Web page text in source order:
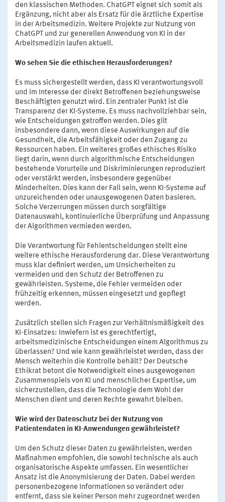
den klassischen Methoden. ChatGPT eignet sich somit als
Ergänzung, nicht aber als Ersatz für die ärztliche Expertise
in der Arbeitsmedizin. Weitere Projekte zur Nutzung von
ChatGPT und zur generellen Anwendung von KI in der
Arbeitsmedizin laufen aktuell.
Wo sehen Sie die ethischen Herausforderungen?
Es muss sichergestellt werden, dass KI verantwortungsvoll
und im Interesse der direkt Betroffenen beziehungsweise
Beschäftigten genutzt wird. Ein zentraler Punkt ist die
Transparenz der KI-Systeme. Es muss nachvollziehbar sein,
wie Entscheidungen getroffen werden. Dies gilt
insbesondere dann, wenn diese Auswirkungen auf die
Gesundheit, die Arbeitsfähigkeit oder den Zugang zu
Ressourcen haben. Ein weiteres großes ethisches Risiko
liegt darin, wenn durch algorithmische Entscheidungen
bestehende Vorurteile und Diskriminierungen reproduziert
oder verstärkt werden, insbesondere gegenüber
Minderheiten. Dies kann der Fall sein, wenn KI-Systeme auf
unzureichenden oder unausgewogenen Daten basieren.
Solche Verzerrungen müssen durch sorgfältige
Datenauswahl, kontinuierliche Überprüfung und Anpassung
der Algorithmen vermieden werden.
Die Verantwortung für Fehlentscheidungen stellt eine
weitere ethische Herausforderung dar. Diese Verantwortung
muss klar definiert werden, um Unsicherheiten zu
vermeiden und den Schutz der Betroffenen zu
gewährleisten. Systeme, die Fehler vermeiden oder
frühzeitig erkennen, müssen eingesetzt und gepflegt
werden.
Zusätzlich stellen sich Fragen zur Verhältnismäßigkeit des
KI-Einsatzes: Inwiefern ist es gerechtfertigt,
arbeitsmedizinische Entscheidungen einem Algorithmus zu
überlassen? Und wie kann gewährleistet werden, dass der
Mensch weiterhin die Kontrolle behält? Der Deutsche
Ethikrat betont die Notwendigkeit eines ausgewogenen
Zusammenspiels von KI und menschlicher Expertise, um
sicherzustellen, dass die Technologie dem Wohl der
Menschen dient und deren Rechte gewahrt bleiben.
Wie wird der Datenschutz bei der Nutzung von
Patientendaten in KI-Anwendungen gewährleistet?
Um den Schutz dieser Daten zu gewährleisten, werden
Maßnahmen empfohlen, die sowohl technische als auch
organisatorische Aspekte umfassen. Ein wesentlicher
Ansatz ist die Anonymisierung der Daten. Dabei werden
personenbezogene Informationen so verändert oder
entfernt, dass sie keiner Person mehr zugeordnet werden